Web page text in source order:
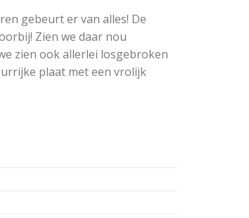
gebeurt er van alles! De
Zien we daar nou
zien ook allerlei losgebroken
plaat met een vrolijk